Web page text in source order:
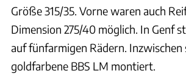
Größe 315/35. Vorne waren auch
Dimension 275/40 möglich. In Genf
auf fünfarmigen Rädern. Inzwischen
goldfarbene BBS LM montiert.